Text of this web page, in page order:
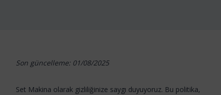
Son güncelleme: 01/08/2025
Set Makina olarak gizliliğinize saygı duyuyoruz. Bu politika,